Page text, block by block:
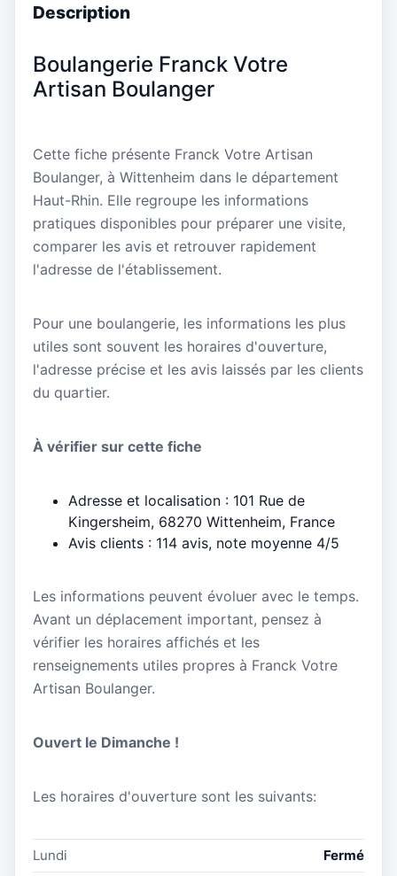
Description
Boulangerie Franck Votre
Artisan Boulanger
Cette fiche présente Franck Votre Artisan
Boulanger, à Wittenheim dans le département
Haut-Rhin. Elle regroupe les informations
pratiques disponibles pour préparer une visite,
comparer les avis et retrouver rapidement
l'adresse de l'établissement.
Pour une boulangerie, les informations les plus
utiles sont souvent les horaires d'ouverture,
l'adresse précise et les avis laissés par les clients
du quartier.
À vérifier sur cette fiche
Adresse et localisation : 101 Rue de
Kingersheim, 68270 Wittenheim, France
Avis clients : 114 avis, note moyenne 4/5
Les informations peuvent évoluer avec le temps.
Avant un déplacement important, pensez à
vérifier les horaires affichés et les
renseignements utiles propres à Franck Votre
Artisan Boulanger.
Ouvert le Dimanche !
Les horaires d'ouverture sont les suivants:
Lundi
Fermé